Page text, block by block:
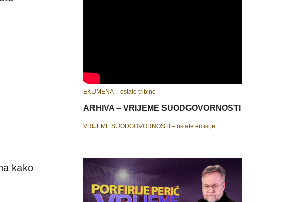
kako
EKUMENA – ostale tribine
ARHIVA – VRIJEME SUODGOVORNOSTI
VRIJEME SUODGOVORNOSTI – ostale emisije